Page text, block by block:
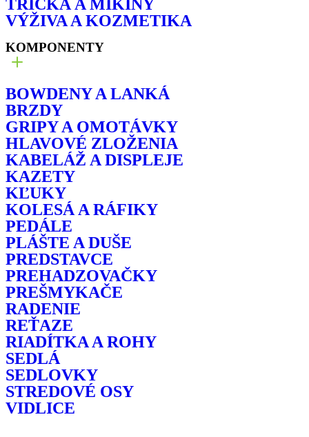
TRIČKÁ A MIKINY
VÝŽIVA A KOZMETIKA
KOMPONENTY
BOWDENY A LANKÁ
BRZDY
GRIPY A OMOTÁVKY
HLAVOVÉ ZLOŽENIA
KABELÁŽ A DISPLEJE
KAZETY
KĽUKY
KOLESÁ A RÁFIKY
PEDÁLE
PLÁŠTE A DUŠE
PREDSTAVCE
PREHADZOVAČKY
PREŠMYKAČE
RADENIE
REŤAZE
RIADÍTKA A ROHY
SEDLÁ
SEDLOVKY
STREDOVÉ OSY
VIDLICE